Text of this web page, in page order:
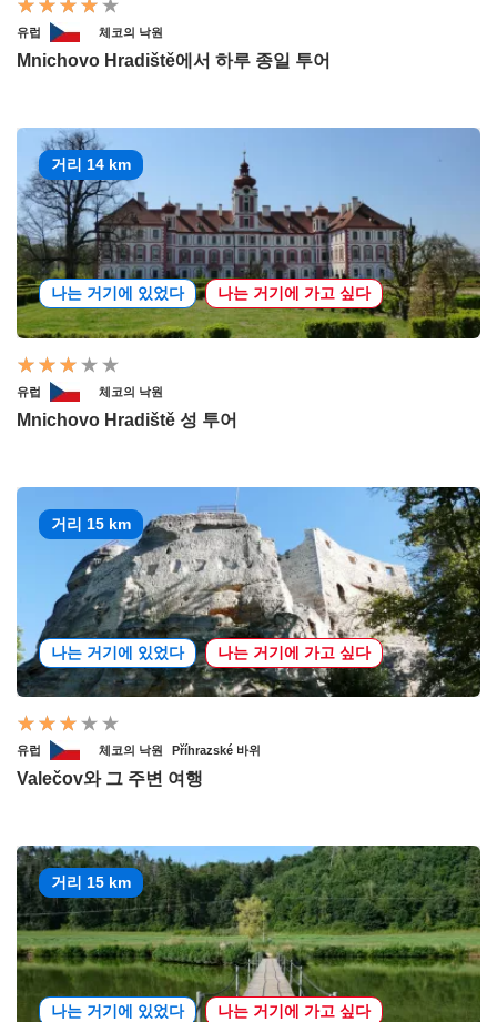
유럽 체코의 낙원
Mnichovo Hradiště에서 하루 종일 투어
거리 14 km
나는 거기에 있었다 나는 거기에 가고 싶다
유럽 체코의 낙원
Mnichovo Hradiště 성 투어
거리 15 km
나는 거기에 있었다 나는 거기에 가고 싶다
유럽 체코의 낙원 Příhrazské 바위
Valečov와 그 주변 여행
거리 15 km
나는 거기에 있었다 나는 거기에 가고 싶다